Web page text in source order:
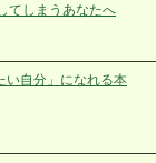
てしまうあなたへ
い自分」になれる本